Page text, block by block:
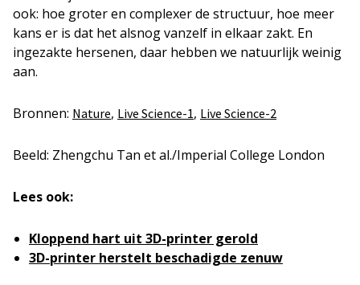
ook: hoe groter en complexer de structuur, hoe meer
kans er is dat het alsnog vanzelf in elkaar zakt. En
ingezakte hersenen, daar hebben we natuurlijk weinig
aan.
Bronnen: Nature, Live Science-1, Live Science-2
Beeld: Zhengchu Tan et al./Imperial College London
Lees ook:
Kloppend hart uit 3D-printer gerold
3D-printer herstelt beschadigde zenuw